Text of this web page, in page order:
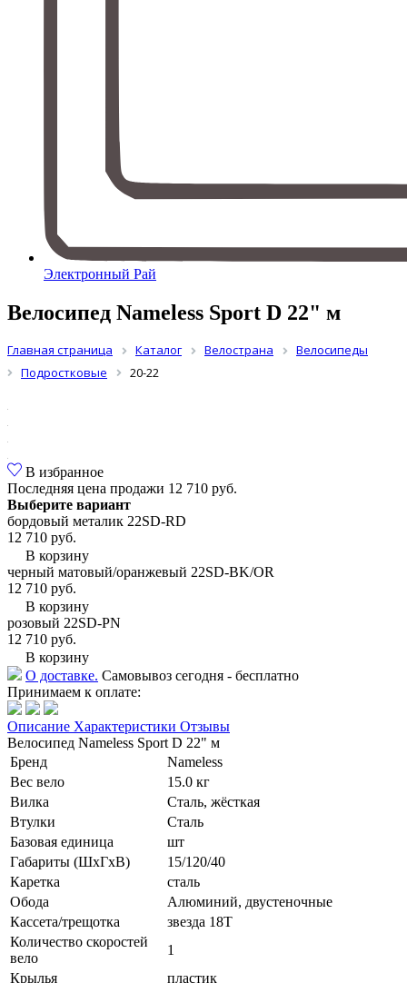
Электронный Рай
Велосипед Nameless Sport D 22" м
Главная страница Каталог Велострана
Велосипеды
Подростковые
20-22
В избранное
Последняя цена продажи 12 710 руб.
Выберите вариант
бордовый металик 22SD-RD
12 710 руб.
В корзину
черный матовый/оранжевый 22SD-BK/OR
12 710 руб.
В корзину
розовый 22SD-PN
12 710 руб.
В корзину
О доставке. Самовывоз сегодня - бесплатно
Принимаем к оплате:
Описание Характеристики Отзывы
Велосипед Nameless Sport D 22" м
Бренд
Nameless
Вес вело
15.0 кг
Вилка
Сталь, жёсткая
Втулки
Сталь
Базовая единица
шт
Габариты (ШхГхВ)
15/120/40
Каретка
сталь
Обода
Алюминий, двустеночные
Кассета/трещотка
звезда 18T
Количество скоростей
вело
1
Крылья
пластик